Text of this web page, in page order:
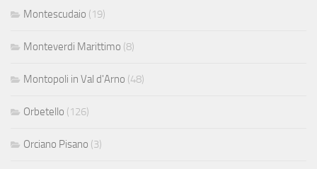
Montescudaio (19)
Monteverdi Marittimo (8)
Montopoli in Val d'Arno (48)
Orbetello (126)
Orciano Pisano (3)